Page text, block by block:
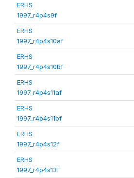
ERHS
1997_r4p4s9f
ERHS
1997_r4p4s10af
ERHS
1997_r4p4s10bf
ERHS
1997_r4p4s11af
ERHS
1997_r4p4s11bf
ERHS
1997_r4p4s12f
ERHS
1997_r4p4s13f